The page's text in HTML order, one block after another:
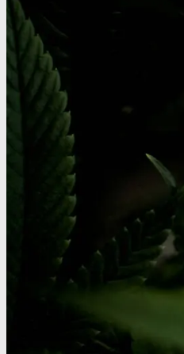
Crack renhedhedstest
Kokain blandingsmiddel test
MDMA
MDMA renhedstest
Ecstasy
Ecstasy renhedstest
Heroin
Heroin renhedstest